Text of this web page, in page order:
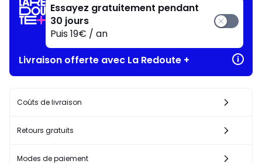
Essayez gratuitement pendant
30 jours
Puis 19€ / an
Livraison offerte avec La Redoute +
Coûts de livraison
Retours gratuits
Modes de paiement